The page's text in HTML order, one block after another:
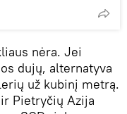
nėra. Jei
dujų, alternatyva
už kubinį metrą.
Pietryčių Azija